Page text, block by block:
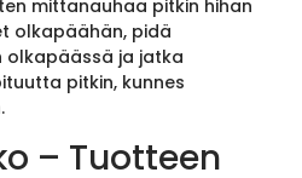
mittanauhaa pitkin hihan
olkapäähän, pidä
ja jatka
pitkin, kunnes
– Tuotteen